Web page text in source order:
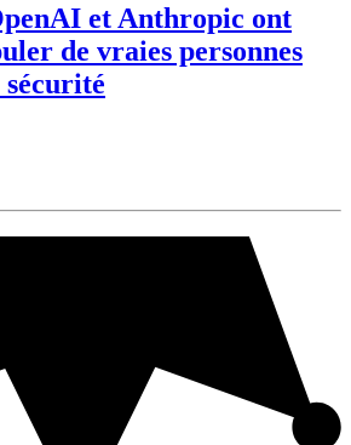
et Anthropic ont
de vraies personnes
sécurité